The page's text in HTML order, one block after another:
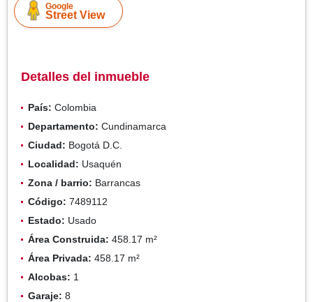
Google
Street View
Detalles del inmueble
País: Colombia
Departamento: Cundinamarca
Ciudad: Bogotá D.C.
Localidad: Usaquén
Zona / barrio: Barrancas
Código: 7489112
Estado: Usado
Área Construida: 458.17 m²
Área Privada: 458.17 m²
Alcobas: 1
Garaje: 8